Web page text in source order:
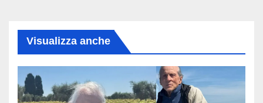
Visualizza anche